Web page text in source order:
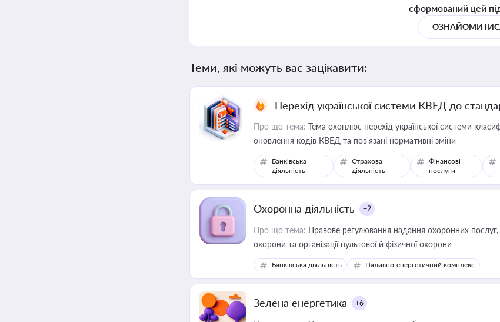
сформований цей
Теми, які можуть вас зацікавити:
Перехід української системи КВЕД до
Про що тема: Тема охоплює перехід української системи
оновлення кодів КВЕД та пов'язані нормативні зміни
Банківська
діяльність
Страхова
діяльність
Фінансові
послуги
Охоронна діяльність +2
Про що тема: Правове регулювання надання охоронних послуг,
охорони та організації пультової й фізичної охорони
Банківська діяльність Паливно-енергетичний комплекс
Зелена енергетика +6